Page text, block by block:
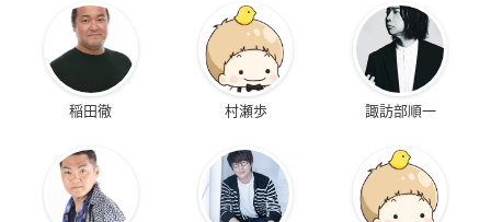
稲田徹 村瀬歩 諏訪部順一